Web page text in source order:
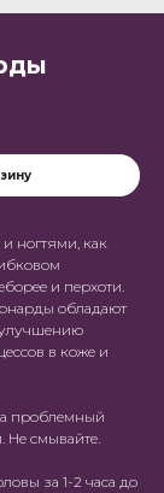
ногтями, как
и перхоти.
обладают
улучшению
в коже и
проблемный
Не смывайте.
за 1-2 часа до